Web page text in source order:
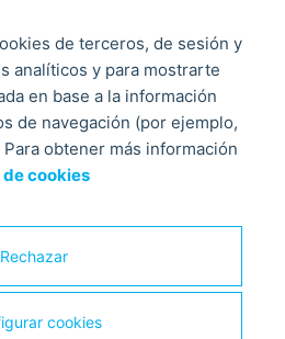
seguir innovando, seguimos
empresa. Así pues, el
de terceros, de sesión y
analíticos y para mostrarte
en base a la información
de navegación (por ejemplo,
obtener más información
cookies
Rechazar
cookies